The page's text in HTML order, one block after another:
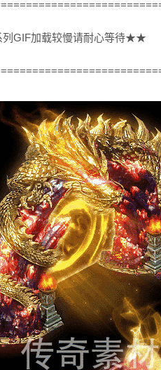
GIF加载较慢请耐心等待★★